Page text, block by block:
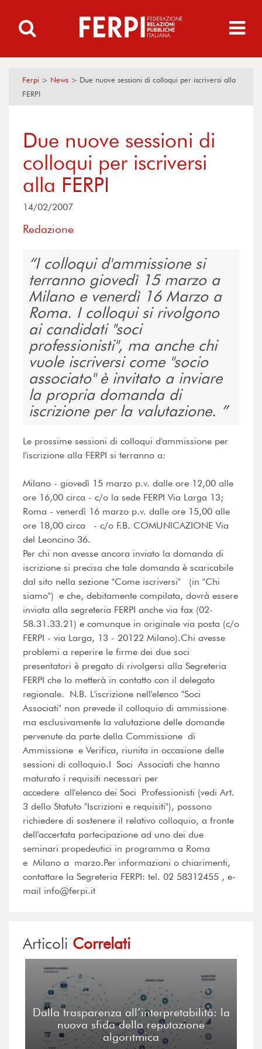
Ferpi > News > Due nuove sessioni di colloqui per iscriversi alla
FERPI
Due nuove sessioni di
colloqui per iscriversi
alla FERPI
14/02/2007
Redazione
I colloqui d'ammissione si
terranno giovedì 15 marzo a
Milano e venerdì 16 Marzo a
Roma. I colloqui si rivolgono
ai candidati "soci
professionisti", ma anche chi
vuole iscriversi come "socio
associato" è invitato a inviare
la propria domanda di
iscrizione per la valutazione.
Le prossime sessioni di colloqui d'ammissione per
l'iscrizione alla FERPI si terranno a:
Milano - giovedì 15 marzo p.v. dalle ore 12,00 alle
ore 16,00 circa - c/o la sede FERPI Via Larga 13;
Roma - venerdì 16 marzo p.v. dalle ore 15,00 alle
ore 18,00 circa - c/o F.B. COMUNICAZIONE Via
del Leoncino 36.
Per chi non avesse ancora inviato la domanda di
iscrizione si precisa che tale domanda è scaricabile
dal sito nella sezione "Come iscriversi" (in "Chi
siamo") e che, debitamente compilata, dovrà essere
inviata alla segreteria FERPI anche via fax (02-
58.31.33.21) e comunque in originale via posta (c/o
FERPI - via Larga, 13 - 20122 Milano).Chi avesse
problemi a reperire le firme dei due soci
presentatori è pregato di rivolgersi alla Segreteria
FERPI che lo metterà in contatto con il delegato
regionale. N.B. L'iscrizione nell'elenco "Soci
Associati" non prevede il colloquio di ammissione
ma esclusivamente la valutazione delle domande
pervenute da parte della Commissione di
Ammissione e Verifica, riunita in occasione delle
sessioni di colloquio.I Soci Associati che hanno
maturato i requisiti necessari per
accedere all'elenco dei Soci Professionisti (vedi Art.
3 dello Statuto "Iscrizioni e requisiti"), possono
richiedere di sostenere il relativo colloquio, a fronte
dell'accertata partecipazione ad uno dei due
seminari propedeutici in programma a Roma
e Milano a marzo.Per informazioni o chiarimenti,
contattare la Segreteria FERPI: tel. 02 58312455 , e-
mail info@ferpi.it
Articoli Correlati
Dalla trasparenza all’interpretabilità: la
nuova sfida della reputazione
algoritmica